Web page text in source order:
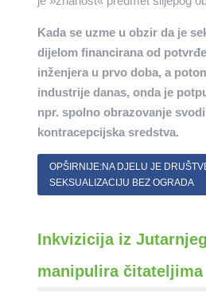
Kada se uzme u obzir da je
dijelom financirana od
inženjera u prvo doba, a
industrije danas, onda je
npr. spolno obrazovanje
kontracepcijska sredstva.
OPŠIRNIJE:NA DJELU JE
SEKSUALIZACIJU BEZ OGRADA
Inkvizicija iz
manipulira čitateljima